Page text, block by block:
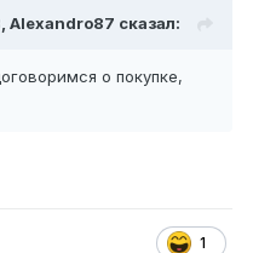
Alexandro87 сказал:
о покупке,
1